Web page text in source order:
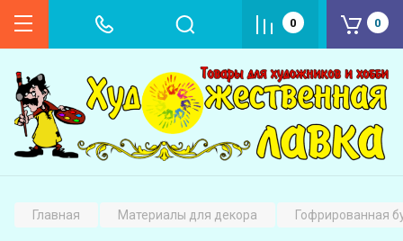
0 0
Главная Материалы для декора Гофрированная